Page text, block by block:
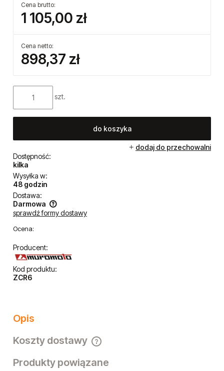
Cena brutto:
1 105,00 zł
Cena netto:
898,37 zł
szt.
do koszyka
dodaj do przechowalni
Dostępność:
kilka
Wysyłka w:
48 godzin
Dostawa:
Darmowa
Cena nie zawiera ewentualnych kosztów płatności
sprawdź formy dostawy
Ocena:
Producent:
Kod produktu:
ZCR6
Opis
Koszty dostawy
Cena nie zawiera ewentualnych kosztów płatności
Produkty powiązane